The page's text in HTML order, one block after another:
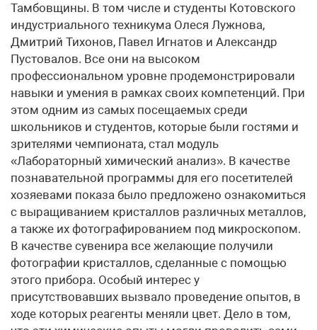
Тамбовщины. В том числе и студенты Котовского
индустриального техникума Олеся Лужнова,
Дмитрий Тихонов, Павел Игнатов и Александр
Пустовалов. Все они на высоком
профессиональном уровне продемонстрировали
навыки и умения в рамках своих компетенций. При
этом одним из самых посещаемых среди
школьников и студентов, которые были гостями и
зрителями чемпионата, стал модуль
«Лабораторный химический анализ». В качестве
познавательной программы для его посетителей
хозяевами показа было предложено ознакомиться
с выращиванием кристаллов различных металлов,
а также их фотографированием под микроскопом.
В качестве сувенира все желающие получили
фотографии кристаллов, сделанные с помощью
этого прибора. Особый интерес у
присутствовавших вызвало проведение опытов, в
ходе которых реагенты меняли цвет. Дело в том,